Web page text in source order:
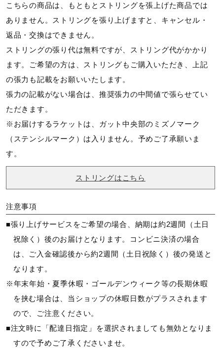
5U6
■ラケットサイズについて
30：ブラック×グリーン
素材
高弾性グラファイト、グラファイト
56inch2
質量
（平均）約78g
全長
675mm
こちらの商品は、もともとストリングを張上げた商品では
ありません。ストリングを張り上げますと、キャンセル・
返品・交換はできません。
ストリングの張り代は無料ですが、ストリング代がかかり
ます。ご希望の方は、ストリングもご購入いただき、上記
の張力も記載をお願いいたします。
張力の記載がない場合は、推奨張力の中間値で張らせてい
ただきます。
※お届けするラケットは、ガット中央部のミズノマーク
（ステンシルマーク）は入りません。予めご了承願いま
す。
ストリングはこちら
注意事項
■張り上げサービスをご希望の場合、納期は約2週間（土日
祝除く）後のお届けとなります。コンビニ決済の場合
は、ご入金確認後から約2週間（土日祝除く）後の発送と
なります。
※年末年始・夏季休暇・ゴールデンウィーク等の長期休暇
を挟む場合は、当ショップの休暇日数がプラスされます
ので、ご注意ください。
■注文時に「配達日指定」を選択されましても無効となりま
すので予めご了承くださいませ。